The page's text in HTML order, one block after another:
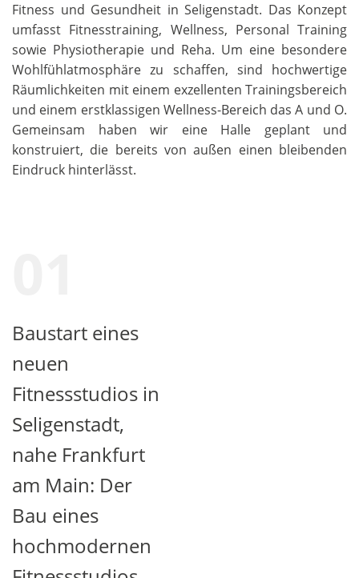
Fitness und Gesundheit in Seligenstadt. Das Konzept
umfasst Fitnesstraining, Wellness, Personal Training
sowie Physiotherapie und Reha. Um eine besondere
Wohlfühlatmosphäre zu schaffen, sind hochwertige
Räumlichkeiten mit einem exzellenten Trainingsbereich
und einem erstklassigen Wellness-Bereich das A und O.
Gemeinsam haben wir eine Halle geplant und
konstruiert, die bereits von außen einen bleibenden
Eindruck hinterlässt.
Baustart eines
neuen
Fitnessstudios in
Seligenstadt,
nahe Frankfurt
am Main: Der
Bau eines
hochmodernen